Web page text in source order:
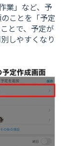
業」など、予
ことを「予定
とで、予定が
しやすくなり